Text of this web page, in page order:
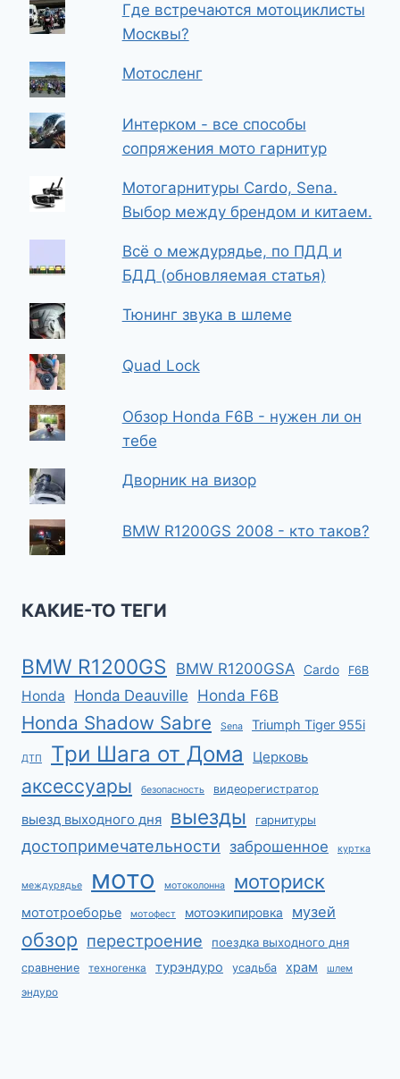
Где встречаются мотоциклисты
Москвы?
Мотосленг
Интерком - все способы
сопряжения мото гарнитур
Мотогарнитуры Cardo, Sena.
Выбор между брендом и китаем.
Всё о междурядье, по ПДД и
БДД (обновляемая статья)
Тюнинг звука в шлеме
Quad Lock
Обзор Honda F6B - нужен ли он
тебе
Дворник на визор
BMW R1200GS 2008 - кто таков?
КАКИЕ-ТО ТЕГИ
BMW R1200GS BMW R1200GSA Cardo F6B
Honda Honda Deauville Honda F6B
Honda Shadow Sabre Sena Triumph Tiger 955i
ДТП Три Шага от Дома Церковь
аксессуары безопасность видеорегистратор
выезд выходного дня выезды гарнитуры
достопримечательности заброшенное куртка
междурядье мото мотоколонна моториск
мототроеборье мотофест мотоэкипировка музей
обзор перестроение поездка выходного дня
сравнение техногенка турэндуро усадьба храм шлем
эндуро